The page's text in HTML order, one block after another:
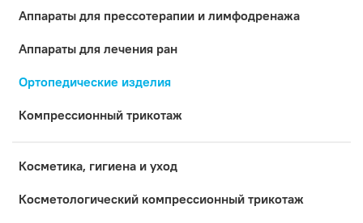
Аппараты для прессотерапии и лимфодренажа
Аппараты для лечения ран
Ортопедические изделия
Компрессионный трикотаж
Косметика, гигиена и уход
Коcметологический компрессионный трикотаж